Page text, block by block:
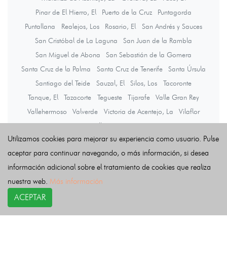
Pinar de El Hierro, El
Puerto de la Cruz
Puntagorda
Puntallana
Realejos, Los Rosario, El
San Andrés y Sauces
San Cristóbal de La Laguna
San Juan de la Rambla
San Miguel de Abona
San Sebastián de la Gomera
Santa Cruz de la Palma
Santa Cruz de Tenerife
Santa Úrsula
Santiago del Teide
Sauzal, El Silos, Los
Tacoronte
Tanque, El
Tazacorte Tegueste Tijarafe
Valle Gran Rey
Vallehermoso
Valverde Victoria de Acentejo, La
Vilaflor
Villa de Mazo
Últimas noticias
Utilizamos cookies para mejorar su experiencia como usuario. Pulse
aceptar para continuar navegando, o más información, si desea
información adicional sobre el tratamiento de cookies que realiza
nuestra web. Más información
ACEPTAR